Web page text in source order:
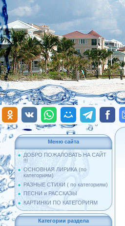
Меню сайта
ДОБРО ПОЖАЛОВАТЬ НА САЙТ
!!!
ОСНОВНАЯ ЛИРИКА (по
категориям)
РАЗНЫЕ СТИХИ ( по категориям)
ПЕСНИ и РАССКАЗЫ
КАРТИНКИ ПО КАТЕГОРИЯМ
Категории раздела